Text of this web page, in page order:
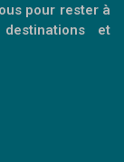
pour rester à
et